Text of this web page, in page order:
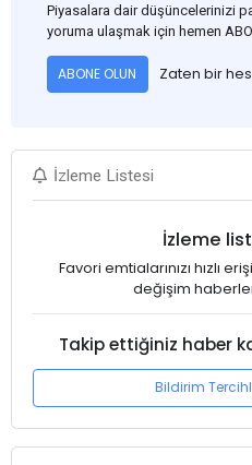
Piyasalara dair düşüncelerinizi
yoruma ulaşmak için hemen
ABONE OLUN Zaten bir
İzleme Listesi
İzleme
Favori emtialarınızı hızlı
değişim
Takip ettiğiniz haber
Bildirim